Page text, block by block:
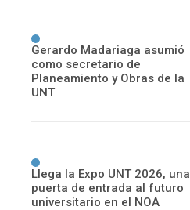
Gerardo Madariaga asumió
como secretario de
Planeamiento y Obras de la
UNT
Llega la Expo UNT 2026, una
puerta de entrada al futuro
universitario en el NOA